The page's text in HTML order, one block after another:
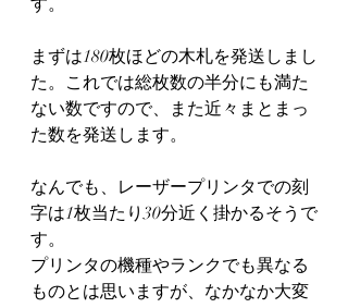
まずは180枚ほどの木札を発送しまし
た。これでは総枚数の半分にも満た
ない数ですので、また近々まとまっ
た数を発送します。
なんでも、レーザープリンタでの刻
字は1枚当たり30分近く掛かるそうで
す。
プリンタの機種やランクでも異なる
ものとは思いますが、なかなか大変